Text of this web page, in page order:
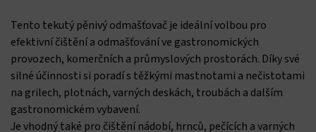
Hacklink panel
Hacklink panel
Hacklink panel
Tento tekutý pěnivý odmašťovač je ideální volbou pro
efektivní čištění a odmašťování ve gastronomických
provozech, komerčních a průmyslových prostorách. Díky své
silné účinnosti si poradí s těžkými mastnotami a nečistotami
na grilech, plotnách, varných deskách, troubách a dalším
gastronomickém vybavení.
Je vhodný také pro čištění nádobí, hrnců, pečících a varných